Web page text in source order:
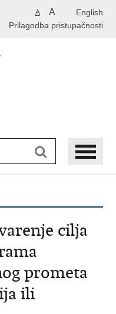
English
A A
Prilagodba pristupačnosti
cilja
prometa
ili